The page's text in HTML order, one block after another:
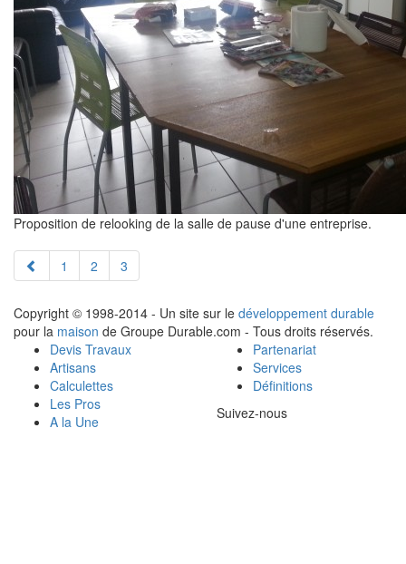
Proposition de relooking de la salle de pause d'une entreprise.
1 2 3
Copyright © 1998-2014 - Un site sur le développement durable
pour la maison de Groupe Durable.com - Tous droits réservés.
Devis Travaux
Artisans
Calculettes
Les Pros
A la Une
Partenariat
Services
Définitions
Suivez-nous